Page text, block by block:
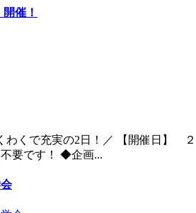
催！
わくで充実の2日！／ 【開催日
要です！ ◆企画...